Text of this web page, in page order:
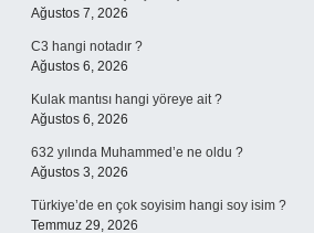
Ağustos 7, 2026
C3 hangi notadır ?
Ağustos 6, 2026
Kulak mantısı hangi yöreye ait ?
Ağustos 6, 2026
632 yılında Muhammed’e ne oldu ?
Ağustos 3, 2026
Türkiye’de en çok soyisim hangi soy isim ?
Temmuz 29, 2026